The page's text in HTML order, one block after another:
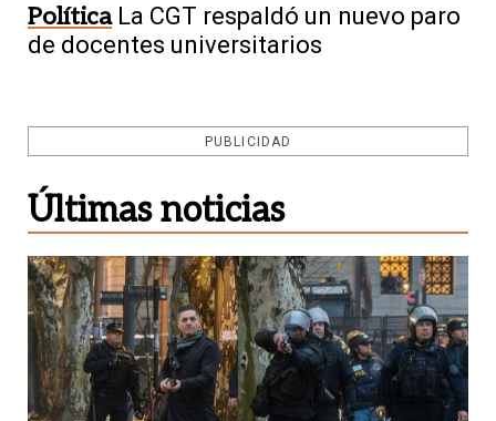
Política La CGT respaldó un nuevo paro
de docentes universitarios
PUBLICIDAD
Últimas noticias